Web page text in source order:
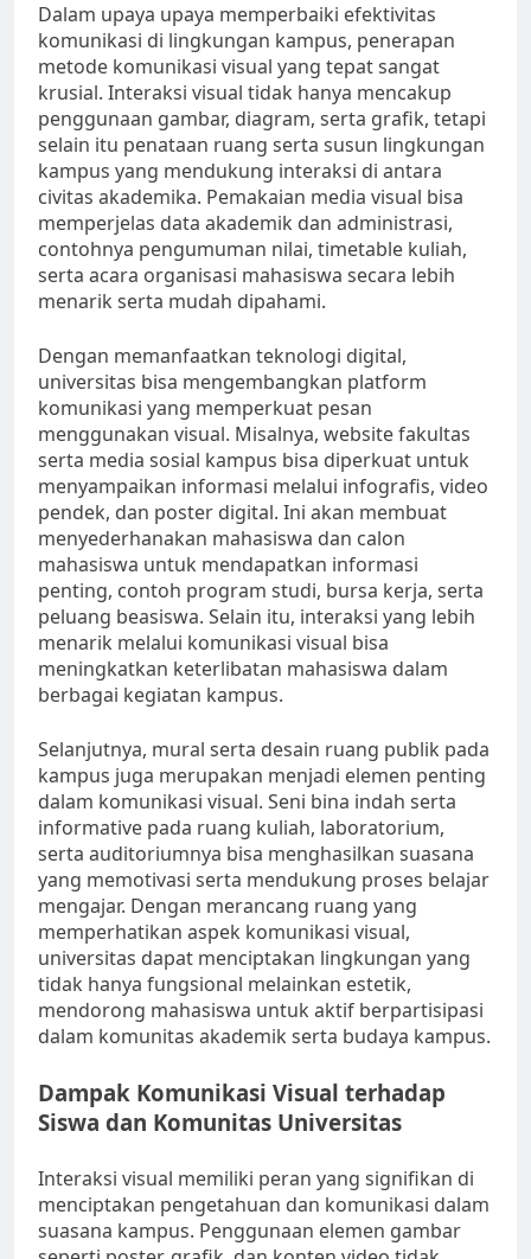
Dalam upaya upaya memperbaiki efektivitas
komunikasi di lingkungan kampus, penerapan
metode komunikasi visual yang tepat sangat
krusial. Interaksi visual tidak hanya mencakup
penggunaan gambar, diagram, serta grafik, tetapi
selain itu penataan ruang serta susun lingkungan
kampus yang mendukung interaksi di antara
civitas akademika. Pemakaian media visual bisa
memperjelas data akademik dan administrasi,
contohnya pengumuman nilai, timetable kuliah,
serta acara organisasi mahasiswa secara lebih
menarik serta mudah dipahami.
Dengan memanfaatkan teknologi digital,
universitas bisa mengembangkan platform
komunikasi yang memperkuat pesan
menggunakan visual. Misalnya, website fakultas
serta media sosial kampus bisa diperkuat untuk
menyampaikan informasi melalui infografis, video
pendek, dan poster digital. Ini akan membuat
menyederhanakan mahasiswa dan calon
mahasiswa untuk mendapatkan informasi
penting, contoh program studi, bursa kerja, serta
peluang beasiswa. Selain itu, interaksi yang lebih
menarik melalui komunikasi visual bisa
meningkatkan keterlibatan mahasiswa dalam
berbagai kegiatan kampus.
Selanjutnya, mural serta desain ruang publik pada
kampus juga merupakan menjadi elemen penting
dalam komunikasi visual. Seni bina indah serta
informative pada ruang kuliah, laboratorium,
serta auditoriumnya bisa menghasilkan suasana
yang memotivasi serta mendukung proses belajar
mengajar. Dengan merancang ruang yang
memperhatikan aspek komunikasi visual,
universitas dapat menciptakan lingkungan yang
tidak hanya fungsional melainkan estetik,
mendorong mahasiswa untuk aktif berpartisipasi
dalam komunitas akademik serta budaya kampus.
Dampak Komunikasi Visual terhadap
Siswa dan Komunitas Universitas
Interaksi visual memiliki peran yang signifikan di
menciptakan pengetahuan dan komunikasi dalam
suasana kampus. Penggunaan elemen gambar